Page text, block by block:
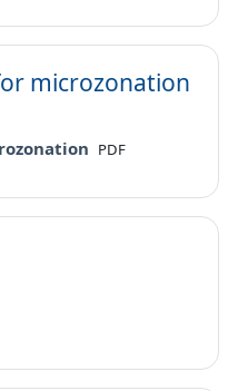
microzonation
File
PDF